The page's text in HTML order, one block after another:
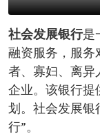
社会发展银行是
融资服务，服务
者、寡妇、离异
企业。该银行提
划。社会发展银
行”。